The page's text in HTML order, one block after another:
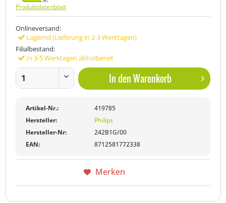
Produktdatenblatt
Onlineversand:
Lagernd (Lieferung in 2-3 Werktagen)
Filialbestand:
In 3-5 Werktagen abholbereit
In denWarenkorb
Artikel-Nr.:
419785
Hersteller:
Philips
Hersteller-Nr:
242B1G/00
EAN:
8712581772338
Merken